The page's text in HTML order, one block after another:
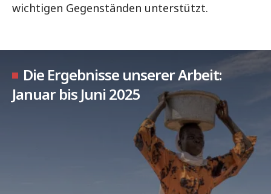
wichtigen Gegenständen unterstützt.
Die Ergebnisse unserer Arbeit:
Januar bis Juni 2025